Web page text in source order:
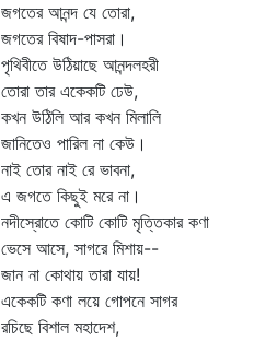
জগতের আনন্দ যে তোরা,
জগতের বিষাদ-পাসরা।
পৃথিবীতে উঠিয়াছে আনন্দলহরী
তোরা তার একেকটি ঢেউ,
কখন উঠিলি আর কখন মিলালি
জানিতেও পারিল না কেউ।
নাই তোর নাই রে ভাবনা,
এ জগতে কিছুই মরে না।
নদীস্রোতে কোটি কোটি মৃত্তিকার কণা
ভেসে আসে, সাগরে মিশায়--
জান না কোথায় তারা যায়!
একেকটি কণা লয়ে গোপনে সাগর
রচিছে বিশাল মহাদেশ,